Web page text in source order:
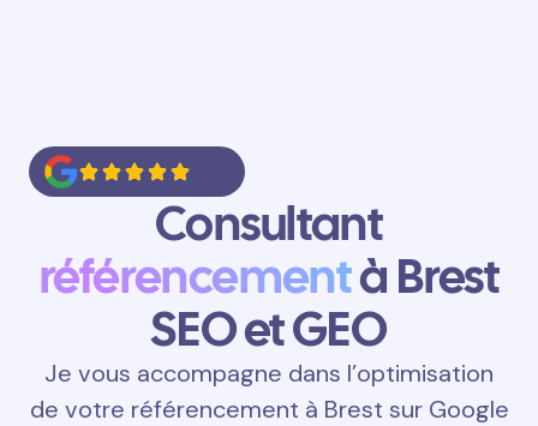
Consultant
référencementà Brest
SEO et GEO
Je vous accompagne dans l’optimisation
de votre référencement à Brest sur Google